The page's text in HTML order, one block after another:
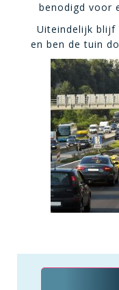
benodigd voor
Uiteindelijk blijf
en ben de tuin